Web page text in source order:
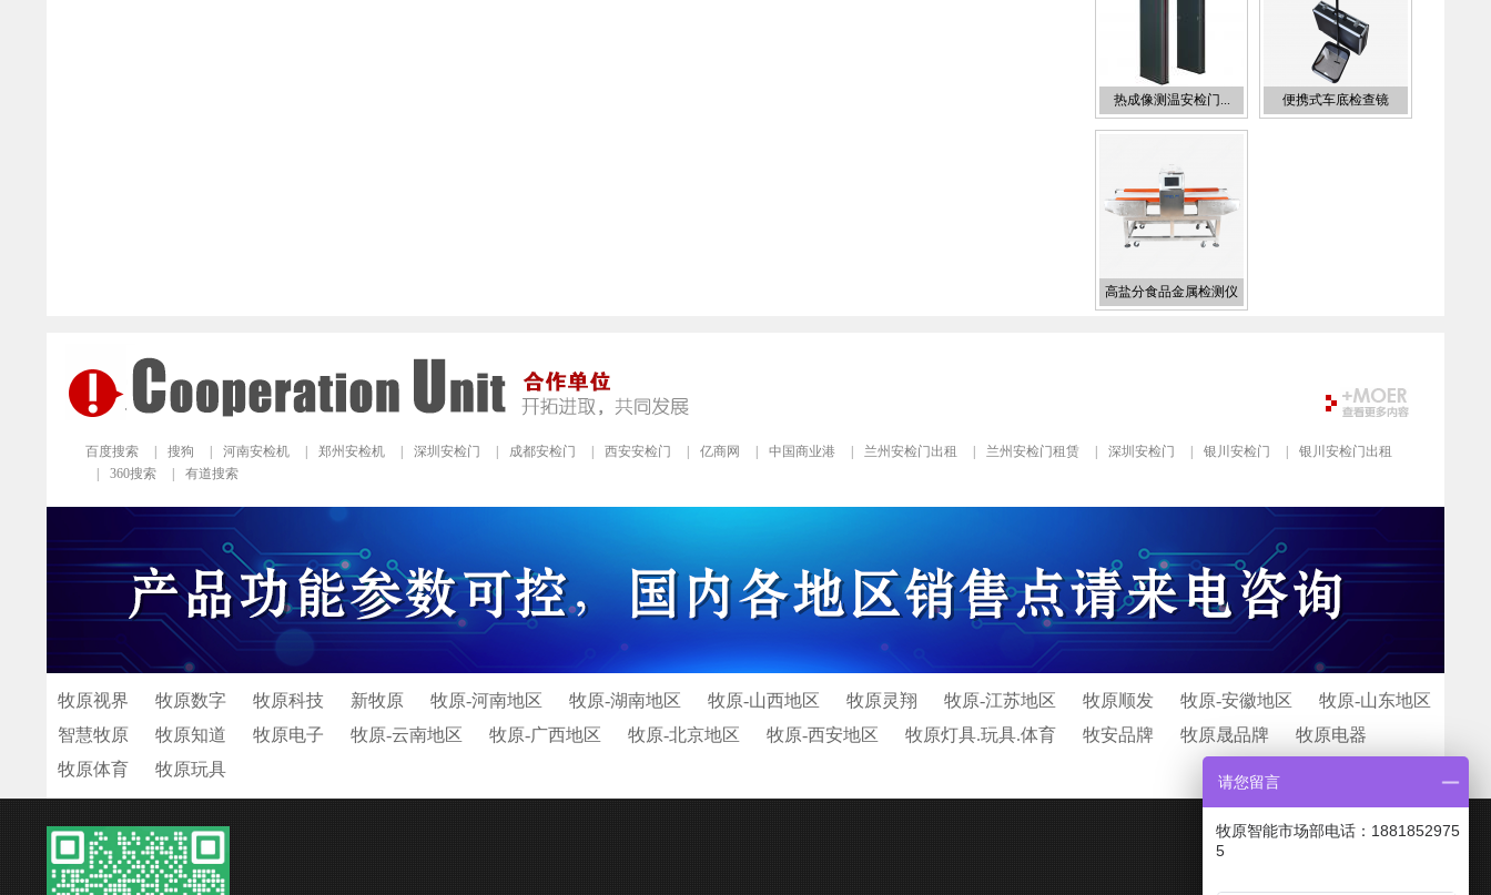
热成像测温安检门... 便携式车底检查镜
高盐分食品金属检测仪
百度搜索 搜狗 河南安检机 郑州安检机 深圳安检门 成都安检门 西安安检门 亿商网 中国商业港 兰州安检门出租 兰州安检门租赁 深圳安检门 银川安检门
银川安检门出租
360搜索 有道搜索
牧原视界 牧原数字 牧原科技 新牧原 牧原-河南地区 牧原-湖南地区 牧原-山西地区 牧原灵翔 牧原-江苏地区 牧原顺发 牧原-安徽地区
牧原-山东地区
智慧牧原
牧原知道 牧原电子 牧原-云南地区 牧原-广西地区 牧原-北京地区 牧原-西安地区 牧原灯具.玩具.体育 牧安品牌 牧原晟品牌
牧原电器
牧原体育
牧原玩具
请您留言
牧原智能市场部电话：1881852975
5